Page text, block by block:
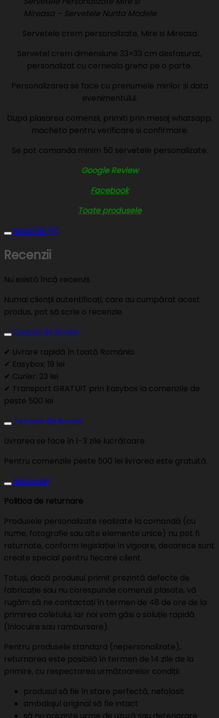
Mireasa – Servetele Nunta Modele
Servetele crem personalizate, Mire si Mireasa
Servetel crem dimensiune 33×33 cm desfasurat,
personalizat cu cerneala grena pe o parte.
Personalizarea se face cu prenumele mirilor si data
evenimentului.
Dupa plasarea comenzii, primiti prin mesaj whatsapp,
macheta pentru verificare si confirmare.
Se pot comanda minim 50 servetele personalizate.
Google Review
Facebook
Toate produsele
Recenzii (0)
Recenzii
Nu există încă recenzii.
Numai clienții autentificați, care au cumpărat acest
produs, pot să scrie o recenzie.
Costuri de livrare
✔ Livrare rapidă în toată România
✔ Easybox: 19 lei
✔ Curier: 23 lei
✔ Transport GRATUIT prin Easybox la comenzile de
peste 500 lei
Termen de livrare
Livrarea se face în 1-3 zile lucrătoare.
Pentru comenzile peste 500 lei livrarea este gratuită.
Returnări
Politica de returnare
Produsele personalizate realizate la comandă (cu
nume, fotografie sau alte elemente unice) nu pot fi
returnate, conform legislației în vigoare, deoarece sunt
create special pentru fiecare client.
Totuși, dacă produsul primit prezintă defecte de
fabricație sau nu corespunde comenzii plasate, vă
rugăm să ne contactați în termen de 48 de ore de la
primirea coletului, iar noi vom găsi o soluție rapidă
(înlocuire sau rambursare).
Pentru produsele standard (nepersonalizate),
returnarea este posibilă în termen de 14 zile de la
primire, cu respectarea următoarelor condiții:
produsul să fie în stare perfectă, nefolosit
ambalajul original să fie intact